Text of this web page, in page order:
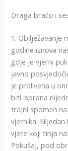
Draga braćo i
1. Obilježavanje
godine iznova
gdje je vjerni
javno
je prolivena u
biti isprana
trajni spomen na
vjernika.
vjere koji tinja
Pokušaj, pod